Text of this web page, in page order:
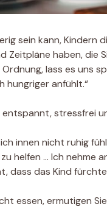
sein kann, Kindern
Zeitpläne haben, die
Ordnung, lass es uns
hungriger anfühlt.“
entspannt, stressfrei
innen nicht ruhig
helfen … Ich nehme
dass das Kind
essen, ermutigen